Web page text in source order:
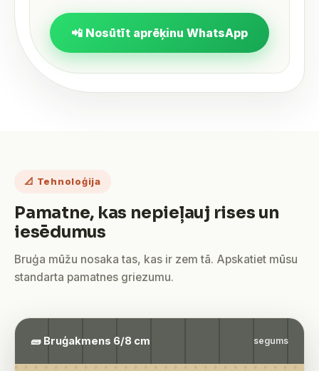
📲 Nosūtīt aprēķinu WhatsApp
📐 Tehnoloģija
Pamatne, kas nepieļauj rises un
iesēdumus
Bruģa mūžu nosaka tas, kas ir zem tā. Apskatiet mūsu
standarta pamatnes griezumu.
🧱 Bruģakmens 6/8 cm segums